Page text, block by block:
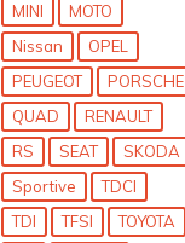
MINI
MOTO
Nissan
OPEL
PEUGEOT
PORSCHE
QUAD
RENAULT
RS
SEAT
SKODA
Sportive
TDCI
TDI
TFSI
TOYOTA